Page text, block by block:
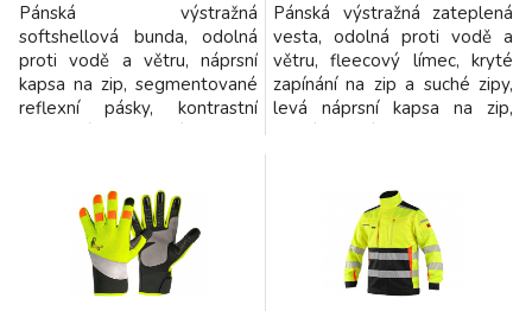
Pánská výstražná
softshellová bunda, odolná
proti vodě a větru, náprsní
kapsa na zip, segmentované
reflexní pásky, kontrastní
stahování v dolním okraji,
TPU membrána, odolnost
materiálu proti průniku vody
5 000 mm mimo oblast švů,
paropropustnost 3 000
Pánská výstražná zateplená
vesta, odolná proti vodě a
větru, fleecový límec, kryté
zapínání na zip a suché zipy,
levá náprsní kapsa na zip,
oranžové a reflexní doplňky,
vnitřní náprsní kapsa,
stahování v dolním okraji,
odolnost materiálu proti
průniku vody 2000 mm.